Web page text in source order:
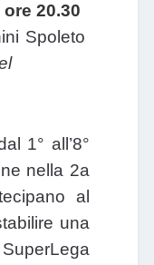
20.30
Spoleto
1° all’8°
nella 2a
al
una